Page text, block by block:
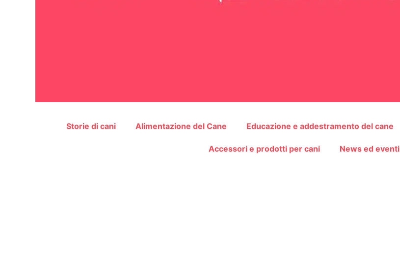
Storie di cani Alimentazione del Cane Educazione e addestramento del cane
Accessori e prodotti per cani News ed eventi